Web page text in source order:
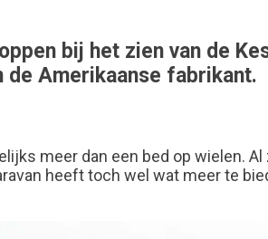
bij het zien van de
de Amerikaanse fabrikant.
meer dan een bed op wielen. Al
heeft toch wel wat meer te